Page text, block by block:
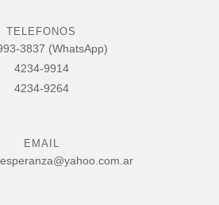
TELEFONOS
3837 (WhatsApp)
4234-9914
4234-9264
EMAIL